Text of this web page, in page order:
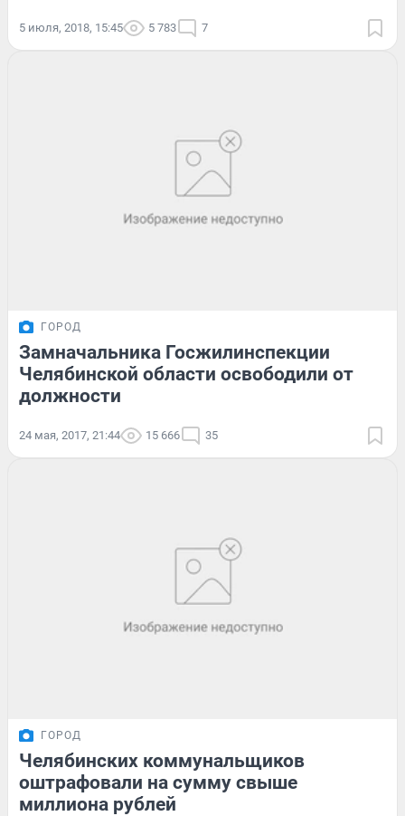
5 июля, 2018, 15:45 5 783 7
ГОРОД
Замначальника Госжилинспекции
Челябинской области освободили от
должности
24 мая, 2017, 21:44 15 666 35
ГОРОД
Челябинских коммунальщиков
оштрафовали на сумму свыше
миллиона рублей